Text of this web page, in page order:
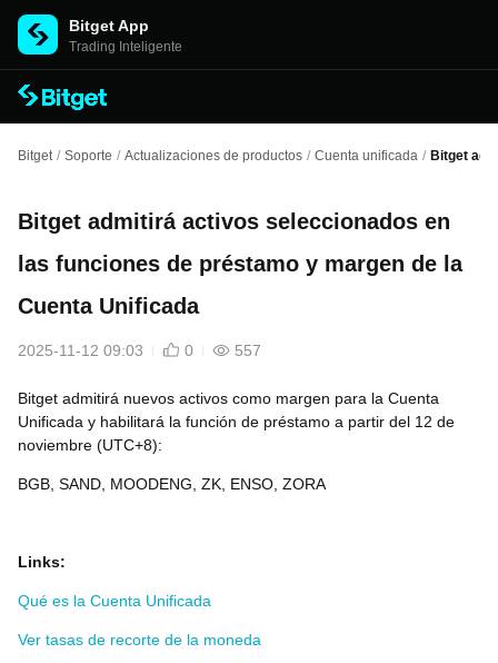
Bitget App
Trading Inteligente
Bitget / Soporte / Actualizaciones de productos / Cuenta unificada / Bitget
Bitget admitirá activos seleccionados en
las funciones de préstamo y margen de la
Cuenta Unificada
2025-11-12 09:03 0 557
Bitget admitirá nuevos activos como margen para la Cuenta
Unificada y habilitará la función de préstamo a partir del 12 de
noviembre (UTC+8):
BGB, SAND, MOODENG, ZK, ENSO, ZORA
Links:
Qué es la Cuenta Unificada
Ver tasas de recorte de la moneda